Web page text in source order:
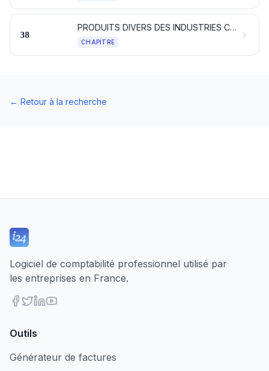
38
PRODUITS DIVERS DES INDUSTRIES CHIMIQUES
CHAPITRE
← Retour à la recherche
Logiciel de comptabilité professionnel utilisé par
les entreprises en France.
Outils
Générateur de factures